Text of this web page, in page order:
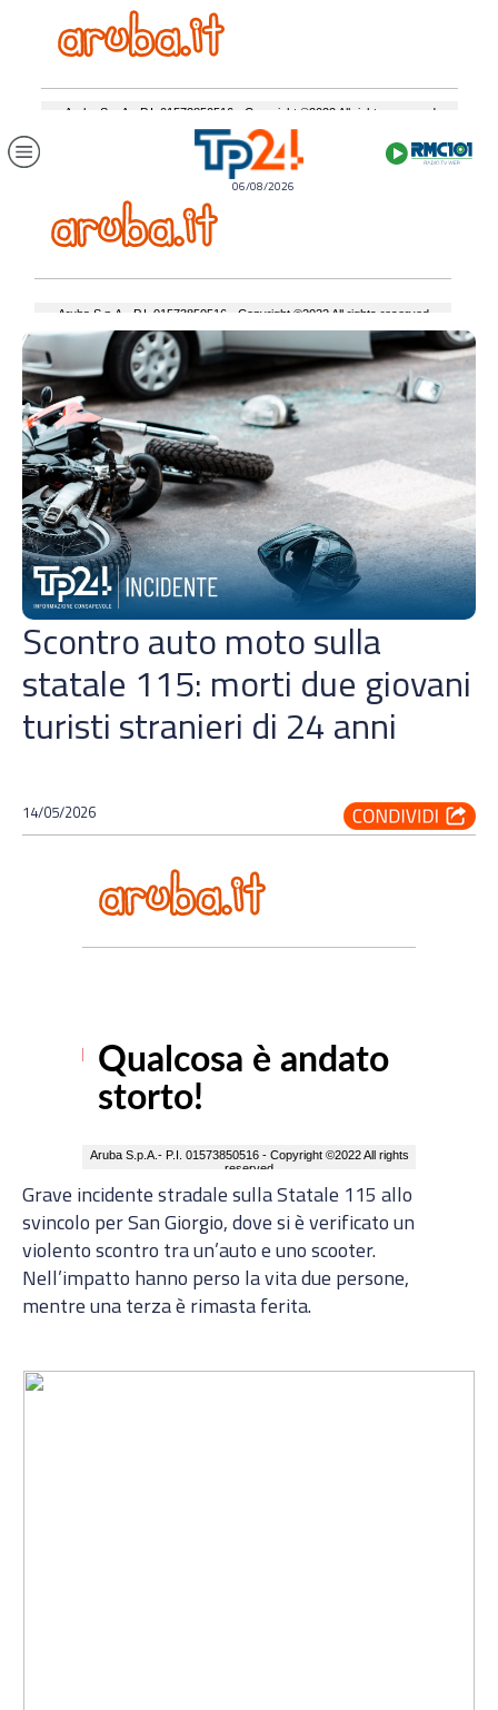
06/08/2026
Scontro auto moto sulla
statale 115: morti due giovani
turisti stranieri di 24 anni
14/05/2026
Grave incidente stradale sulla Statale 115 allo
svincolo per San Giorgio, dove si è verificato un
violento scontro tra un’auto e uno scooter.
Nell’impatto hanno perso la vita due persone,
mentre una terza è rimasta ferita.